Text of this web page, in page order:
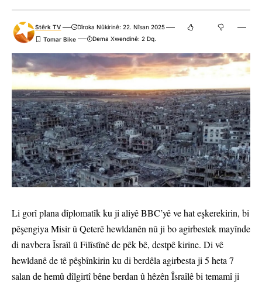
Stêrk TV
Dîroka Nûkirinê: 22. Nîsan 2025
Dema Xwendinê: 2 Dq.
Li gorî plana dîplomatîk ku ji aliyê BBC’yê ve hat eşkerekirin, bi
pêşengiya Misir û Qeterê hewldanên nû ji bo agirbestek mayînde
di navbera Îsraîl û Filîstînê de pêk bê, destpê kirine. Di vê
hewldanê de tê pêşbînkirin ku di berdêla agirbesta ji 5 heta 7
salan de hemû dîlgirtî bêne berdan û hêzên Îsraîlê bi temamî ji